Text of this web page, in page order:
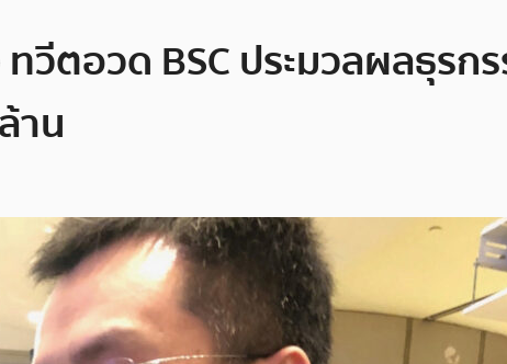
ทวีตอวด BSC ประมวลผลธุร
าน